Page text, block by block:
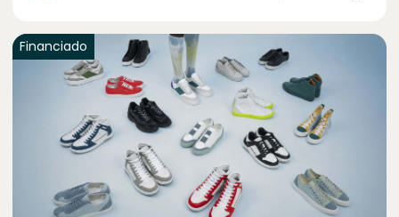
Financiado